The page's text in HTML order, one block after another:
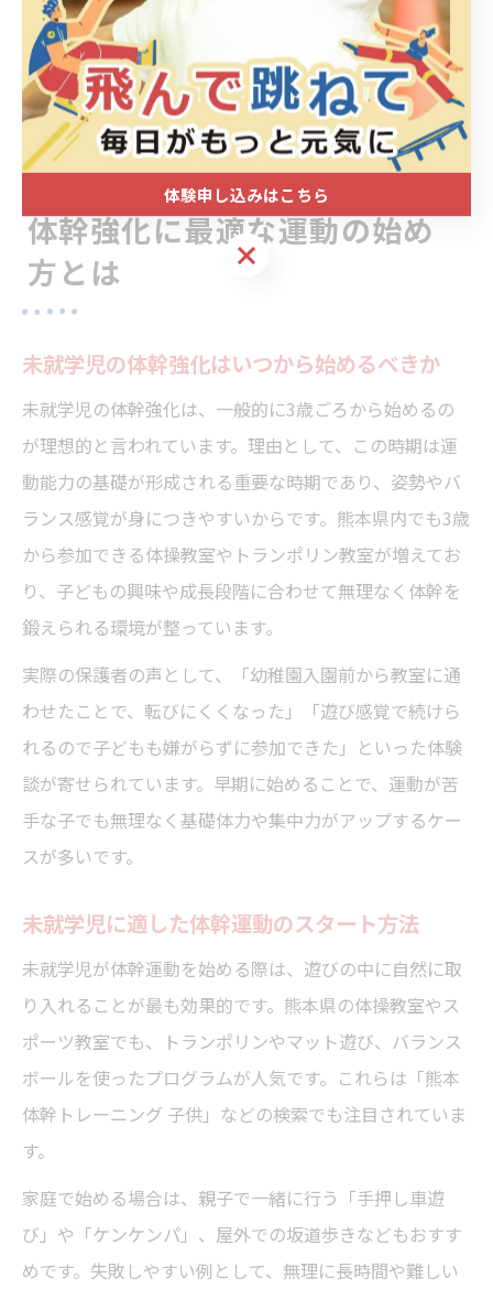
っています。遊びを通じて体幹を鍛えることで、子ども
自身が「運動は楽しい」と感じ、習い事への意欲や継続
力も高まります。家庭や教室での遊びを積極的に取り入
れることが、未就学児の健やかな成長につながります。
体幹強化に最適な運動の始め
方とは
未就学児の体幹強化はいつから始めるべきか
未就学児の体幹強化は、一般的に3歳ごろから始めるの
が理想的と言われています。理由として、この時期は運
動能力の基礎が形成される重要な時期であり、姿勢やバ
ランス感覚が身につきやすいからです。熊本県内でも3歳
から参加できる体操教室やトランポリン教室が増えてお
り、子どもの興味や成長段階に合わせて無理なく体幹を
鍛えられる環境が整っています。
実際の保護者の声として、「幼稚園入園前から教室に通
わせたことで、転びにくくなった」「遊び感覚で続けら
れるので子どもも嫌がらずに参加できた」といった体験
談が寄せられています。早期に始めることで、運動が苦
手な子でも無理なく基礎体力や集中力がアップするケー
スが多いです。
未就学児に適した体幹運動のスタート方法
未就学児が体幹運動を始める際は、遊びの中に自然に取
り入れることが最も効果的です。熊本県の体操教室やス
ポーツ教室でも、トランポリンやマット遊び、バランス
ボールを使ったプログラムが人気です。これらは「熊本
体幹トレーニング 子供」などの検索でも注目されていま
す。
家庭で始める場合は、親子で一緒に行う「手押し車遊
び」や「ケンケンパ」、屋外での坂道歩きなどもおすす
めです。失敗しやすい例として、無理に長時間や難しい
体験申し込みはこちら
体験申し込みはこちら